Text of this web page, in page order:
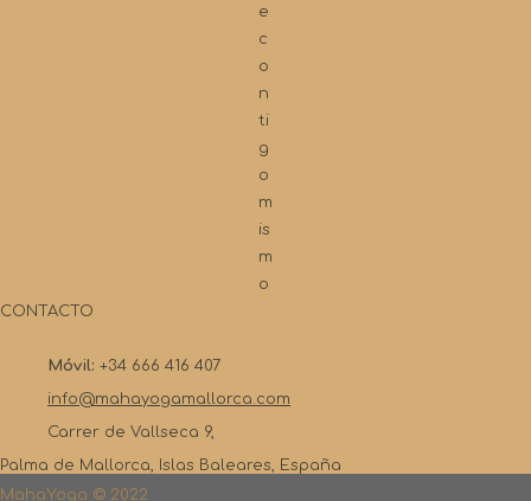
e
c
o
n
ti
g
o
m
is
m
o
CONTACTO
Móvil: +34 666 416 407
info@mahayogamallorca.com
Carrer de Vallseca 9,
Palma de Mallorca, Islas Baleares, España
MahaYoga © 2022